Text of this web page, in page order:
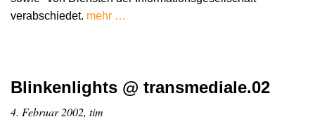
verabschiedet. mehr …
Blinkenlights @ transmediale.02
4. Februar 2002, tim